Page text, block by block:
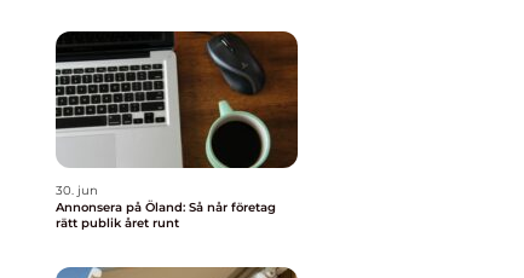
30. jun
Annonsera på Öland: Så når företag
rätt publik året runt